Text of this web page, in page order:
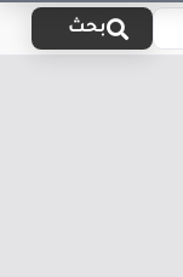
بحث